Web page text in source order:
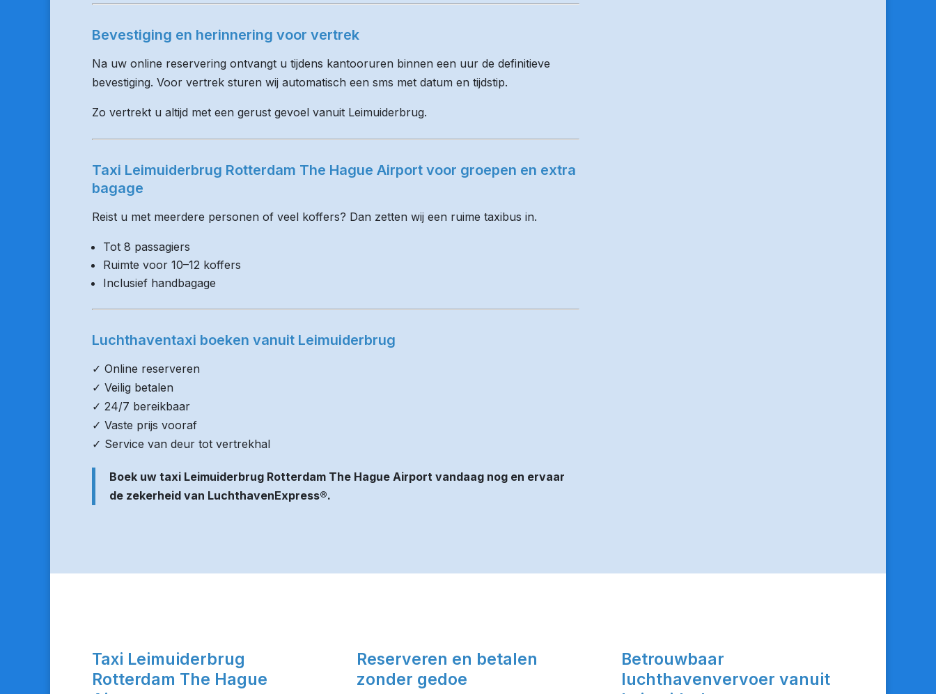
Bevestiging en herinnering voor vertrek
Na uw online reservering ontvangt u tijdens kantooruren binnen een uur de definitieve
bevestiging. Voor vertrek sturen wij automatisch een sms met datum en tijdstip.
Zo vertrekt u altijd met een gerust gevoel vanuit Leimuiderbrug.
Taxi Leimuiderbrug Rotterdam The Hague Airport voor groepen en extra
bagage
Reist u met meerdere personen of veel koffers? Dan zetten wij een ruime taxibus in.
Tot 8 passagiers
Ruimte voor 10–12 koffers
Inclusief handbagage
Luchthaventaxi boeken vanuit Leimuiderbrug
✓ Online reserveren
✓ Veilig betalen
✓ 24/7 bereikbaar
✓ Vaste prijs vooraf
✓ Service van deur tot vertrekhal
Boek uw taxi Leimuiderbrug Rotterdam The Hague Airport vandaag nog en ervaar
de zekerheid van LuchthavenExpress®.
Taxi Leimuiderbrug
Rotterdam The Hague
Reserveren en betalen
zonder gedoe
Betrouwbaar
luchthavenvervoer vanuit